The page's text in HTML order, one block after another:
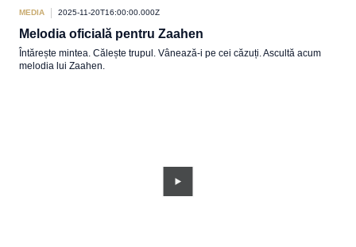
MEDIA 2025-11-20T16:00:00.000Z
Melodia oficială pentru Zaahen
Întărește mintea. Călește trupul. Vânează-i pe cei căzuți. Ascultă acum
melodia lui Zaahen.